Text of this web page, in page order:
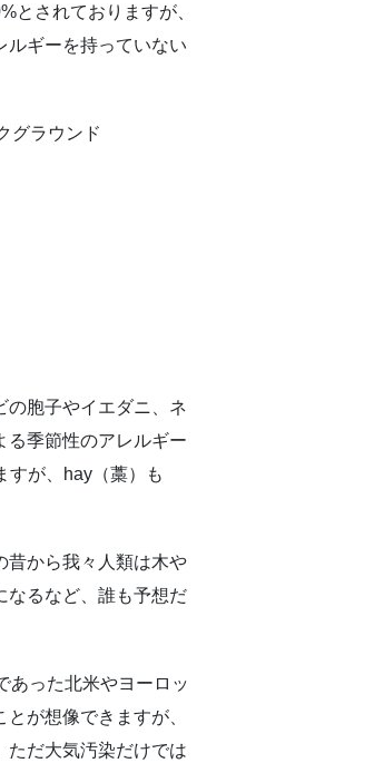
とされておりますが、
ルギーを持っていない
グラウンド
の胞子やイエダニ、ネ
る季節性のアレルギー
すが、hay（藁）も
昔から我々人類は木や
なるなど、誰も予想だ
あった北米やヨーロッ
が想像できますが、
ただ大気汚染だけでは